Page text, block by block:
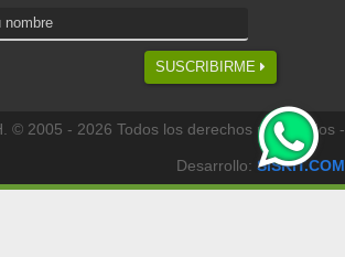
SUSCRIBIRME
© 2005 - 2026 Todos los derechos reservados -
Desarrollo: SISKIT.COM